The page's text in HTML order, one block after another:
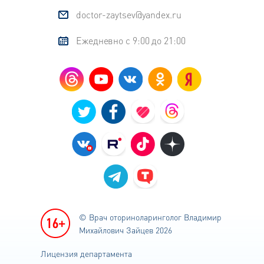
признаках. Мы расскажем, как
избежать возможных осложнений
жизни.
doctor-zaytsev@yandex.ru
Ежедневно с 9:00 до 21:00
© Врач оториноларинголог Владимир
Михайлович Зайцев 2026
Лицензия департамента